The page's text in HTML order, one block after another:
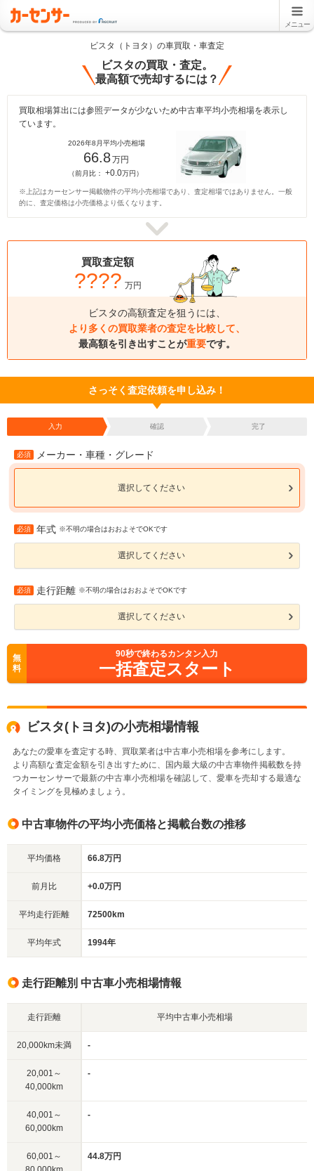
メニュー
ビスタ（トヨタ）の車買取・車査定
ビスタの買取・査定。
最高額で売却するには？
買取相場算出には参照データが少ないため中古車平均小売相場を表示し
ています。
2026年8月平均小売相場
66.8万円
（前月比： +0.0万円）
※上記はカーセンサー掲載物件の平均小売相場であり、査定相場ではありません。一般
的に、査定価格は小売価格より低くなります。
買取査定額
???? 万円
ビスタの高額査定を狙うには、
より多くの買取業者の査定を比較して、
最高額を引き出すことが重要です。
さっそく査定依頼を申し込み！
入力 確認 完了
必須 メーカー・車種・グレード
選択してください
必須 年式 ※不明の場合はおおよそでOKです
選択してください
必須 走行距離 ※不明の場合はおおよそでOKです
選択してください
無
料
90秒で終わるカンタン入力
一括査定スタート
ビスタ(トヨタ)の小売相場情報
あなたの愛車を査定する時、買取業者は中古車小売相場を参考にします。
より高額な査定金額を引き出すために、国内最大級の中古車物件掲載数を持
つカーセンサーで最新の中古車小売相場を確認して、愛車を売却する最適な
タイミングを見極めましょう。
中古車物件の平均小売価格と掲載台数の推移
平均価格 66.8万円
前月比 +0.0万円
平均走行距離 72500km
平均年式 1994年
走行距離別 中古車小売相場情報
走行距離 平均中古車小売相場
20,000km未満 -
20,001～
40,000km
-
40,001～
60,000km
-
60,001～
44.8万円